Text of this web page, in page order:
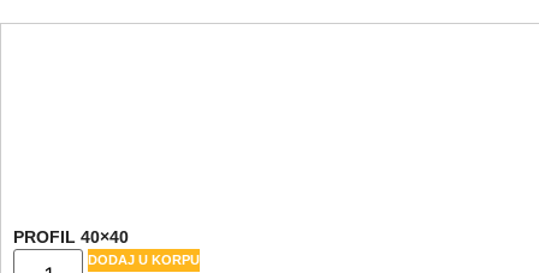
PROFIL 40×40
DODAJ U KORPU